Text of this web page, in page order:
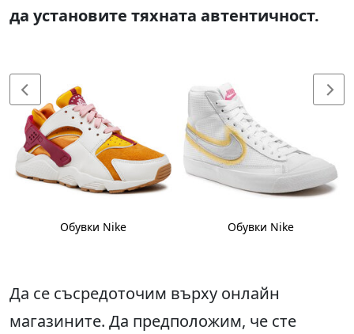
да установите тяхната автентичност.
Обувки Nike Обувки Nike
Да се съсредоточим върху онлайн
магазините. Да предположим, че сте